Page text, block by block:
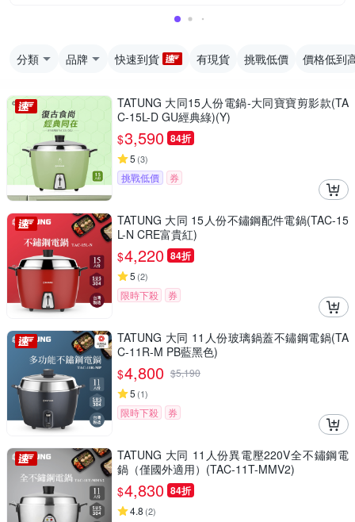
分類 品牌 快速到貨 有現貨 挑戰低價 價格低到
TATUNG 大同15人份電鍋-大同寶寶剪影款(TA
C-15L-D GU經典綠)(Y)
$3,590 84折
5 (3)
挑戰低價 券
TATUNG 大同 15人份不鏽鋼配件電鍋(TAC-15
L-N CRE富貴紅)
$4,220 84折
5 (2)
限時下殺 券
TATUNG 大同 11人份玻璃鍋蓋不鏽鋼電鍋(TA
C-11R-M PB藍黑色)
$4,800 $5,190
5 (1)
限時下殺 券
TATUNG 大同 11人份異電壓220V全不鏽鋼電
鍋（僅國外適用）(TAC-11T-MMV2)
$4,830 84折
4.8 (2)